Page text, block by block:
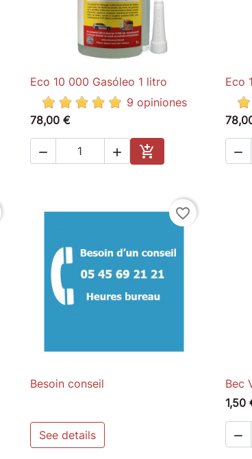
 Quick view
Eco 10 000 Gasóleo 1 litro
9 opiniones
78,00 €
  
Add to cart
Eco

favorite_border
 Quick view
Besoin conseil
See details
Bec
1,50
